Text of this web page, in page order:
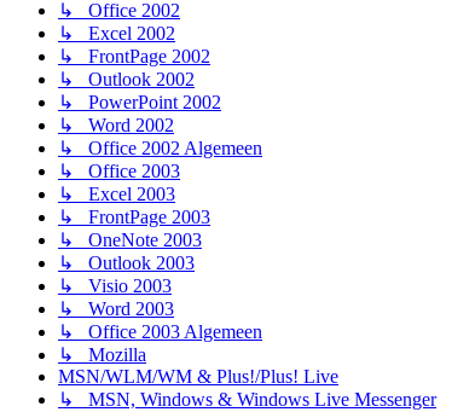
↳ Office 2002
↳ Excel 2002
↳ FrontPage 2002
↳ Outlook 2002
↳ PowerPoint 2002
↳ Word 2002
↳ Office 2002 Algemeen
↳ Office 2003
↳ Excel 2003
↳ FrontPage 2003
↳ OneNote 2003
↳ Outlook 2003
↳ Visio 2003
↳ Word 2003
↳ Office 2003 Algemeen
↳ Mozilla
MSN/WLM/WM & Plus!/Plus! Live
↳ MSN, Windows & Windows Live Messenger